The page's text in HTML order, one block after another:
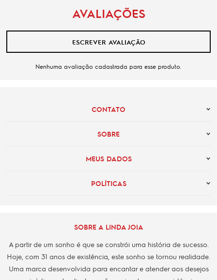
AVALIAÇÕES
ESCREVER AVALIAÇÃO
Nenhuma avaliação cadastrada para esse produto.
CONTATO
SOBRE
MEUS DADOS
POLÍTICAS
SOBRE A LINDA JOIA
A partir de um sonho é que se constrói uma história de sucesso.
Hoje, com 31 anos de existência, este sonho se tornou realidade.
Uma marca desenvolvida para encantar e atender aos desejos